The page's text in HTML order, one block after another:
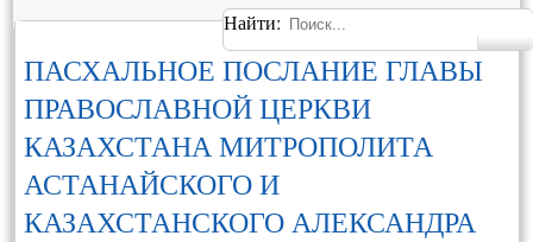
Найти:
ПАСХАЛЬНОЕ ПОСЛАНИЕ ГЛАВЫ
ПРАВОСЛАВНОЙ ЦЕРКВИ
КАЗАХСТАНА МИТРОПОЛИТА
АСТАНАЙСКОГО И
КАЗАХСТАНСКОГО АЛЕКСАНДРА